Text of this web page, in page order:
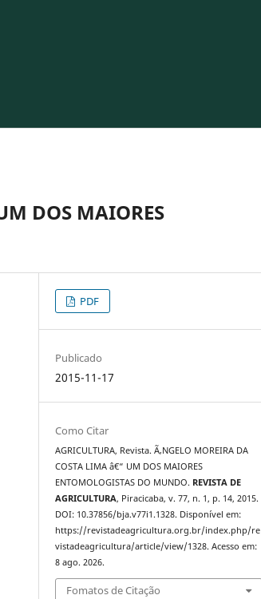
DOS MAIORES
PDF
Publicado
2015-11-17
Como Citar
AGRICULTURA, Revista. Ã‚NGELO MOREIRA DA
COSTA LIMA â€“ UM DOS MAIORES
ENTOMOLOGISTAS DO MUNDO. REVISTA DE
AGRICULTURA, Piracicaba, v. 77, n. 1, p. 14, 2015.
DOI: 10.37856/bja.v77i1.1328. Disponível em:
https://revistadeagricultura.org.br/index.php/re
vistadeagricultura/article/view/1328. Acesso em:
8 ago. 2026.
Fomatos de Citação